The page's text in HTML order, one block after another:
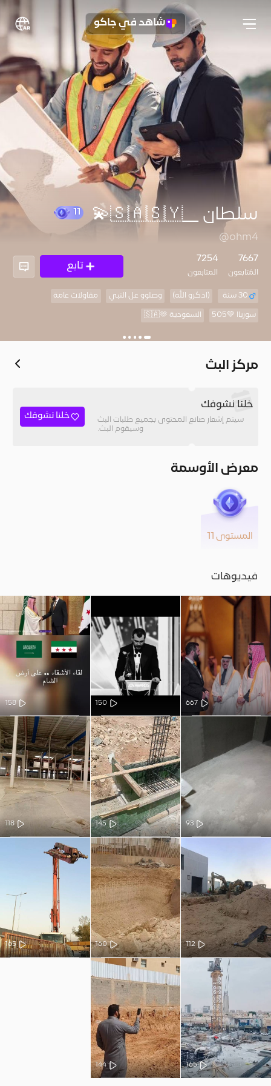
شاهد في جاكو
سلطان __🇸🇦🇸🇾💫
@ohm4
7667
المُتابعون
7254
المتابعون
تابع
30 سنة (اذكرو الله) وصلوو عل النبي مقاولات عامة
سورياا 💚505 السعودية 🇸🇦🫶
مركز البث
خلنا نشوفك
سيتم إشعار صانع المحتوى بجميع طلبات البث
وسيقوم البث.
خلنا نشوفك
معرض الأوسمة
المستوى 11
فيديوهات
667
150
158
93
145
118
112
160
165
165
144